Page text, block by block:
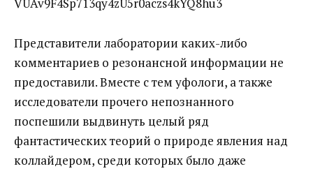
Представители лаборатории каких-либо
комментариев о резонансной информации не
предоставили. Вместе с тем уфологи, а также
исследователи прочего непознанного
поспешили выдвинуть целый ряд
фантастических теорий о природе явления над
коллайдером, среди которых было даже